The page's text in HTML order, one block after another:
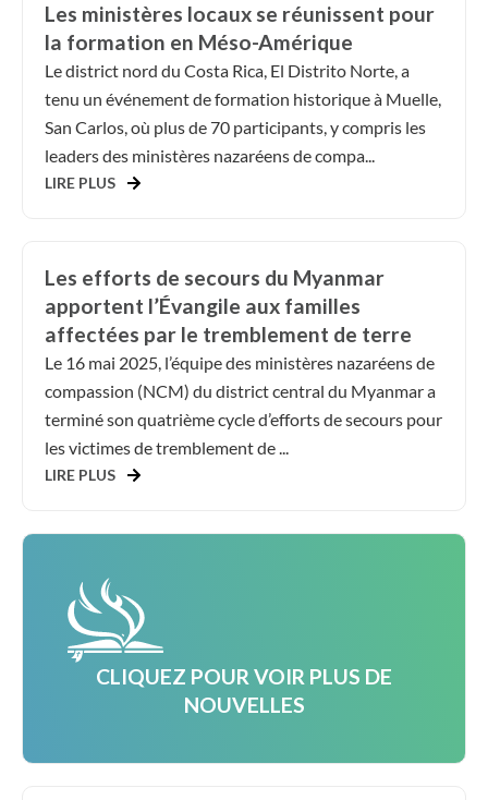
Les ministères locaux se réunissent pour
la formation en Méso-Amérique
Le district nord du Costa Rica, El Distrito Norte, a
tenu un événement de formation historique à Muelle,
San Carlos, où plus de 70 participants, y compris les
leaders des ministères nazaréens de compa...
LIRE PLUS
Les efforts de secours du Myanmar
apportent l’Évangile aux familles
affectées par le tremblement de terre
Le 16 mai 2025, l’équipe des ministères nazaréens de
compassion (NCM) du district central du Myanmar a
terminé son quatrième cycle d’efforts de secours pour
les victimes de tremblement de ...
LIRE PLUS
CLIQUEZ POUR VOIR PLUS DE
NOUVELLES